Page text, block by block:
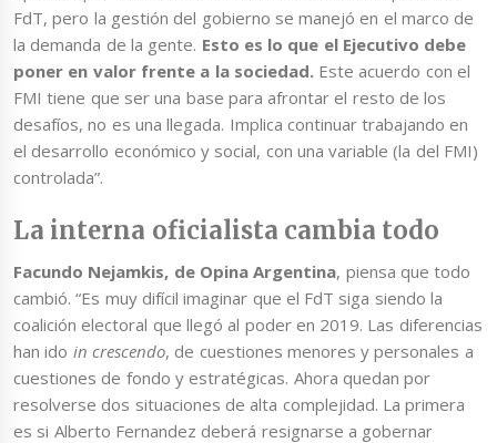
FdT, pero la gestión del gobierno se manejó en el marco de
la demanda de la gente. Esto es lo que el Ejecutivo debe
poner en valor frente a la sociedad. Este acuerdo con el
FMI tiene que ser una base para afrontar el resto de los
desafíos, no es una llegada. Implica continuar trabajando en
el desarrollo económico y social, con una variable (la del FMI)
controlada”.
La interna oficialista cambia todo
Facundo Nejamkis, de Opina Argentina, piensa que todo
cambió. “Es muy difícil imaginar que el FdT siga siendo la
coalición electoral que llegó al poder en 2019. Las diferencias
han ido in crescendo, de cuestiones menores y personales a
cuestiones de fondo y estratégicas. Ahora quedan por
resolverse dos situaciones de alta complejidad. La primera
es si Alberto Fernandez deberá resignarse a gobernar